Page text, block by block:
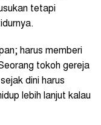
tetapi
harus memberi
tokoh gereja
dini harus
lebih lanjut kalau